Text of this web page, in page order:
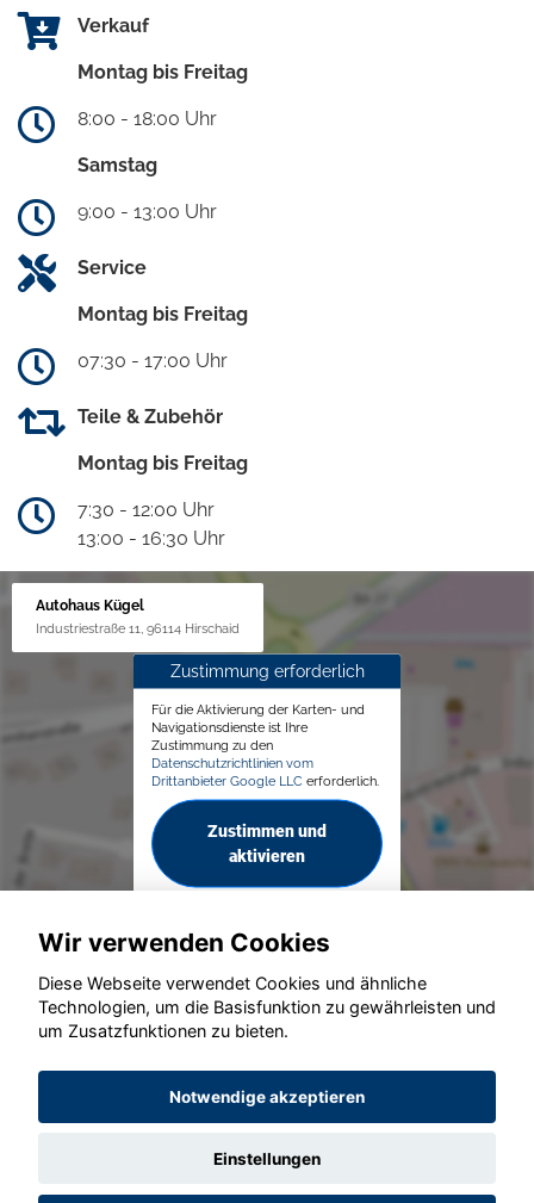
Verkauf
Montag bis Freitag
8:00 - 18:00 Uhr
Samstag
9:00 - 13:00 Uhr
Service
Montag bis Freitag
07:30 - 17:00 Uhr
Teile & Zubehör
Montag bis Freitag
7:30 - 12:00 Uhr
13:00 - 16:30 Uhr
Autohaus Kügel
Industriestraße 11, 96114 Hirschaid
Zustimmung erforderlich
Für die Aktivierung der Karten- und
Navigationsdienste ist Ihre
Zustimmung zu den
Datenschutzrichtlinien vom
Drittanbieter Google LLC erforderlich.
Zustimmen und
aktivieren
© konjunkturmotor.de GmbH 2020 - 2026
Wir verwenden Cookies
Diese Webseite verwendet Cookies und ähnliche
Technologien, um die Basisfunktion zu gewährleisten und
um Zusatzfunktionen zu bieten.
Notwendige akzeptieren
Einstellungen